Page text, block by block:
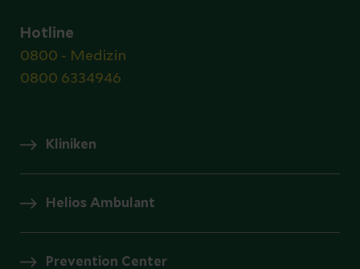
Hotline
0800 - Medizin
0800 6334946
Kliniken
Helios Ambulant
Prevention Center